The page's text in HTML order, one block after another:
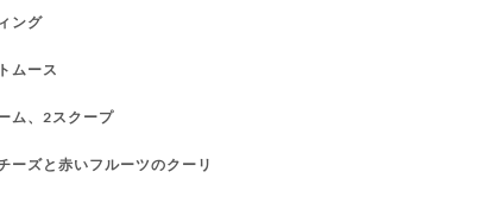
ング
ムース
ム、2スクープ
ーズと赤いフルーツのクーリ